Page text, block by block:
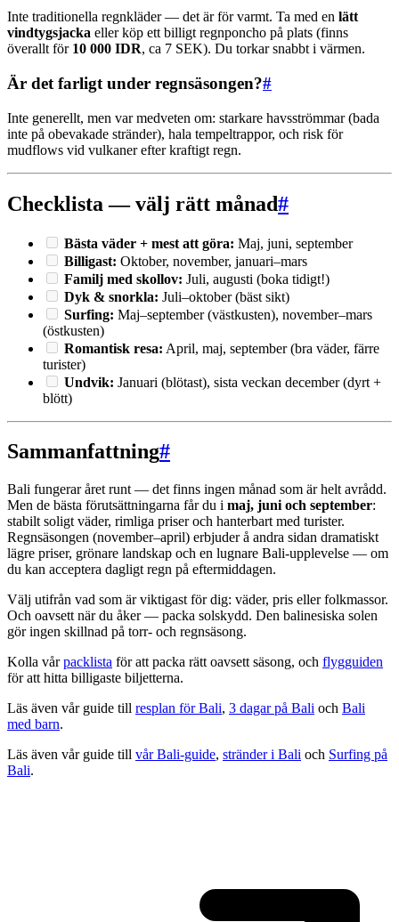
Inte traditionella regnkläder — det är för varmt. Ta med en lätt
vindtygsjacka eller köp ett billigt regnponcho på plats (finns
överallt för 10 000 IDR, ca 7 SEK). Du torkar snabbt i värmen.
Är det farligt under regnsäsongen?#
Inte generellt, men var medveten om: starkare havsströmmar (bada
inte på obevakade stränder), hala tempeltrappor, och risk för
mudflows vid vulkaner efter kraftigt regn.
Checklista — välj rätt månad#
Bästa väder + mest att göra: Maj, juni, september
Billigast: Oktober, november, januari–mars
Familj med skollov: Juli, augusti (boka tidigt!)
Dyk & snorkla: Juli–oktober (bäst sikt)
Surfing: Maj–september (västkusten), november–mars
(östkusten)
Romantisk resa: April, maj, september (bra väder, färre
turister)
Undvik: Januari (blötast), sista veckan december (dyrt +
blött)
Sammanfattning#
Bali fungerar året runt — det finns ingen månad som är helt avrådd.
Men de bästa förutsättningarna får du i maj, juni och september:
stabilt soligt väder, rimliga priser och hanterbart med turister.
Regnsäsongen (november–april) erbjuder å andra sidan dramatiskt
lägre priser, grönare landskap och en lugnare Bali-upplevelse — om
du kan acceptera dagligt regn på eftermiddagen.
Välj utifrån vad som är viktigast för dig: väder, pris eller folkmassor.
Och oavsett när du åker — packa solskydd. Den balinesiska solen
gör ingen skillnad på torr- och regnsäsong.
Kolla vårpacklista för att packa rätt oavsett säsong, och flygguiden
för att hitta billigaste biljetterna.
Läs även vår guide till resplan för Bali, 3 dagar på Bali och Bali
med barn.
Läs även vår guide till vår Bali-guide, stränder i Bali och Surfing på
Bali.